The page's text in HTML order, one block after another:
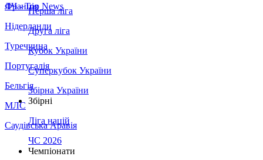
Франція
Нідерланди
Туреччина
Португалія
Бельгія
МЛС
Саудівська Аравія
ЛЧ - Top News
Перша ліга
Друга ліга
Кубок України
Суперкубок України
Збірна України
Збірні
Ліга націй
ЧС 2026
Чемпіонати